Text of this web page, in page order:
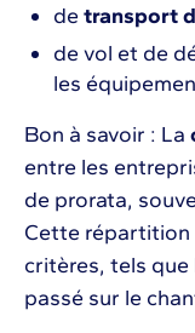
de transport
de vol et de
les
Bon à savoir : La
entre les
de prorata,
Cette répartition
critères, tels
passé sur le